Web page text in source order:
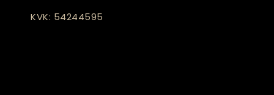
KVK: 54244595